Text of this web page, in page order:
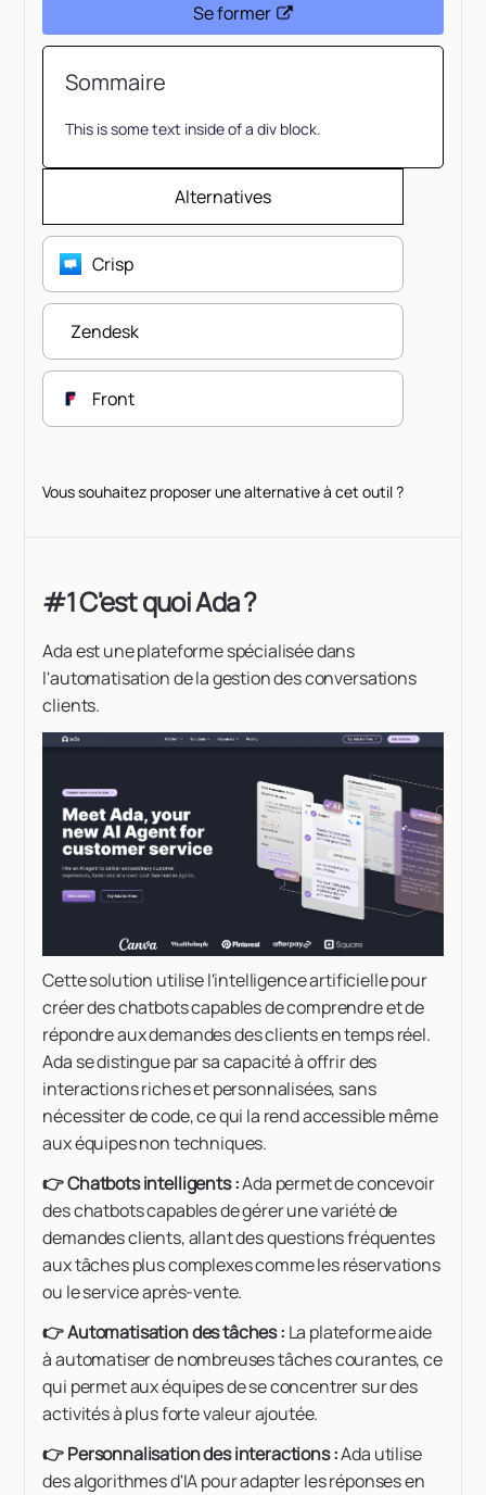
Se former
Sommaire
This is some text inside of a div block.
Alternatives
Crisp
Zendesk
Front
Vous souhaitez proposer une alternative à cet outil ?
#1 C'est quoi Ada ?
Ada est une plateforme spécialisée dans
l'automatisation de la gestion des conversations
clients.
Cette solution utilise l'intelligence artificielle pour
créer des chatbots capables de comprendre et de
répondre aux demandes des clients en temps réel.
Ada se distingue par sa capacité à offrir des
interactions riches et personnalisées, sans
nécessiter de code, ce qui la rend accessible même
aux équipes non techniques.
👉 Chatbots intelligents :Ada permet de concevoir
des chatbots capables de gérer une variété de
demandes clients, allant des questions fréquentes
aux tâches plus complexes comme les réservations
ou le service après-vente.
👉 Automatisation des tâches : La plateforme aide
à automatiser de nombreuses tâches courantes, ce
qui permet aux équipes de se concentrer sur des
activités à plus forte valeur ajoutée.
👉 Personnalisation des interactions :Ada utilise
des algorithmes d'IA pour adapter les réponses en